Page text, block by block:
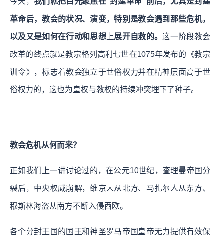
革命后，教会的状况、演变，特别是教会遇到那些危机，
以及又是如何在行动和思想上展开自救的。这一阶段教会
改革的终点就是教宗格列高利七世在1075年发布的《教宗
训令》，标志着教会独立于世俗权力并在精神层面高于世
俗权力的，这也为皇权与教权的持续冲突埋下了种子。
教会危机从何而来？
正如我们上一讲讨论过的，在公元10世纪，查理曼帝国分
裂后，中央权威崩解，维京人从北方、马扎尔人从东方、
穆斯林海盗从南方不断入侵西欧。
各个分封王国的国王和神圣罗马帝国皇帝无力提供有效保